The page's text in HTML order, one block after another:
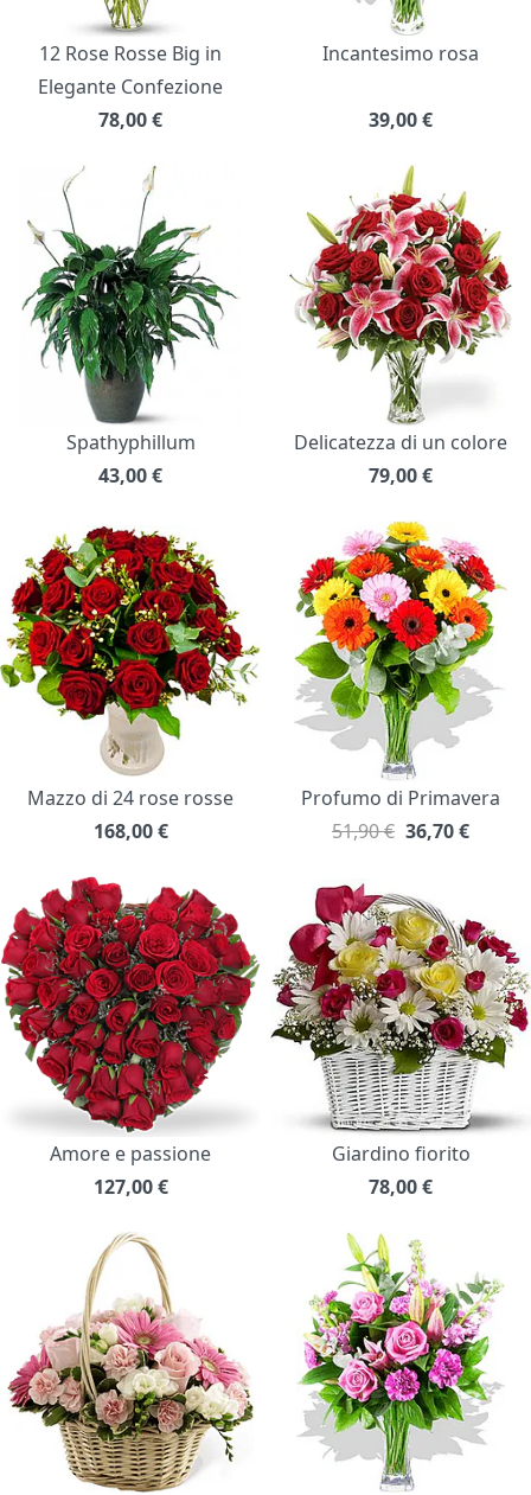
12 Rose Rosse Big in
Elegante Confezione
78,00€
Incantesimo rosa
39,00€
Spathyphillum
43,00€
Delicatezza di un colore
79,00€
Mazzo di 24 rose rosse
168,00 €
Profumo di Primavera
51,90 € 36,70€
Amore e passione
127,00 €
Giardino fiorito
78,00€